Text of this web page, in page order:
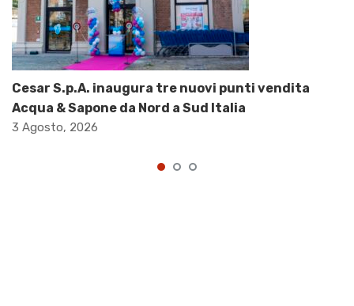
Cesar S.p.A. inaugura tre nuovi punti vendita
Acqua & Sapone da Nord a Sud Italia
3 Agosto, 2026